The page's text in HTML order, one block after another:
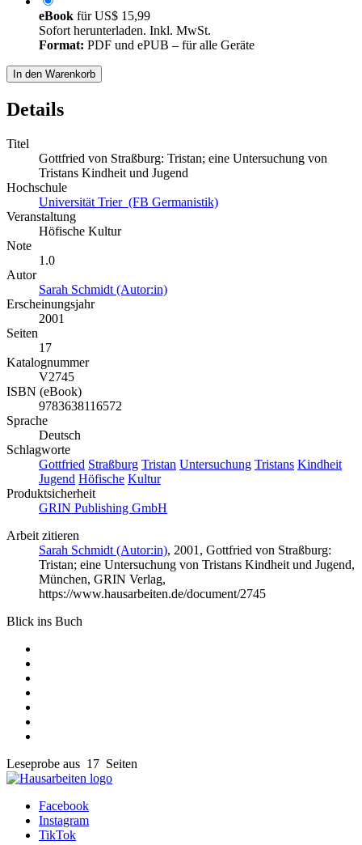
eBook fürUS$ 15,99
Sofort herunterladen. Inkl. MwSt.
Format: PDF und ePUB – für alle Geräte
In den Warenkorb
Details
Titel
Gottfried von Straßburg: Tristan; eine Untersuchung von
Tristans Kindheit und Jugend
Hochschule
Universität Trier (FB Germanistik)
Veranstaltung
Höfische Kultur
Note
1.0
Autor
Sarah Schmidt (Autor:in)
Erscheinungsjahr
2001
Seiten
17
Katalognummer
V2745
ISBN (eBook)
9783638116572
Sprache
Deutsch
Schlagworte
Gottfried Straßburg Tristan Untersuchung Tristans Kindheit
Jugend Höfische Kultur
Produktsicherheit
GRIN Publishing GmbH
Arbeit zitieren
Sarah Schmidt (Autor:in), 2001, Gottfried von Straßburg:
Tristan; eine Untersuchung von Tristans Kindheit und Jugend,
München, GRIN Verlag,
https://www.hausarbeiten.de/document/2745
Blick ins Buch
Leseprobe aus 17 Seiten
Facebook
Instagram
TikTok